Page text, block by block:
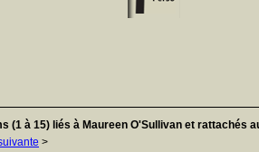
(1 à 15) liés à Maureen O'Sullivan et rattachés
>